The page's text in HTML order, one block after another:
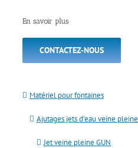
En savoir plus
CONTACTEZ-NOUS
Matériel pour fontaines
Ajutages jets d’eau veine pleine
Jet veine pleine GUN